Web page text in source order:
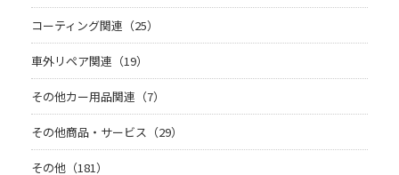
コーティング関連（25）
車外リペア関連（19）
その他カー用品関連（7）
その他商品・サービス（29）
その他（181）